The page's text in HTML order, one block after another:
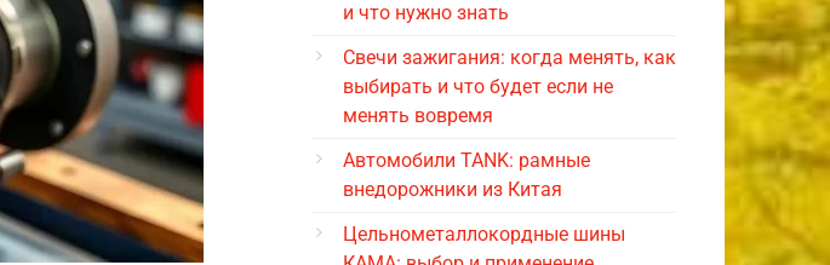
и что нужно знать
Свечи зажигания: когда менять, как
выбирать и что будет если не
менять вовремя
Автомобили TANK: рамные
внедорожники из Китая
Цельнометаллокордные шины